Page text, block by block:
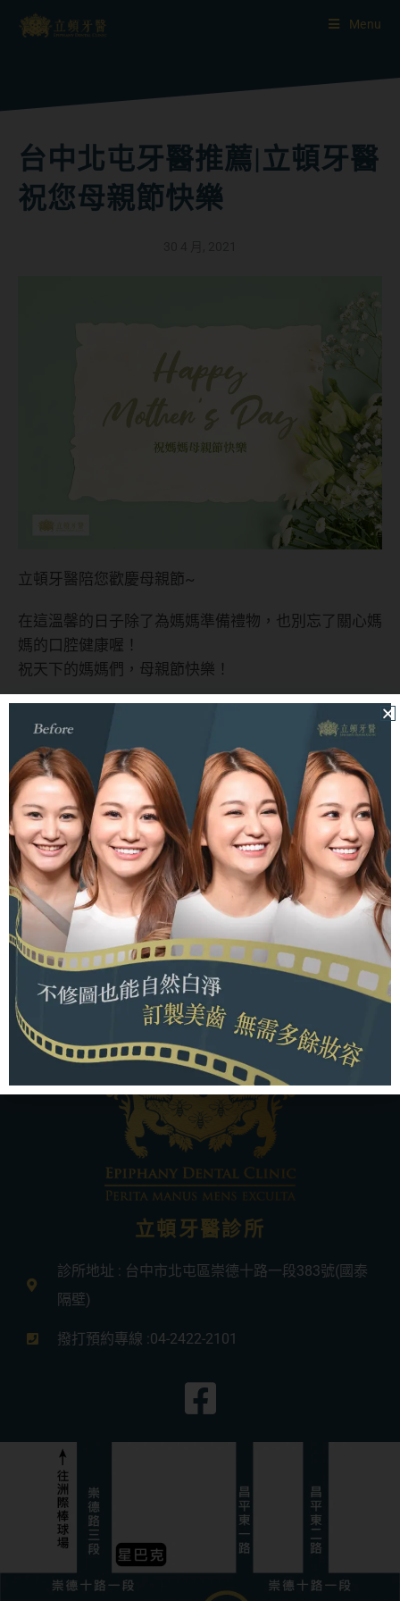
Menu
台中北屯牙醫推薦|立頓牙醫
祝您母親節快樂
立頓牙醫陪您歡慶母親節~
在這溫馨的日子除了為媽媽準備禮物，也別忘了關心媽
媽的口腔健康喔！
祝天下的媽媽們，母親節快樂！
美隱形矯正、人工植牙、牙周病治療、全口重建、兒童
塗氟、健保牙科等多項專業牙科療程，期望幫助每一位
患者擁有健康的口腔，恢復自信笑容，歡迎來電04-
2422-2101，或使用線上表單提前安排看診時間。
返回
立頓牙醫診所
診所地址 : 台中市北屯區崇德十路一段383號(國泰
隔壁)
撥打預約專線 :04-2422-2101